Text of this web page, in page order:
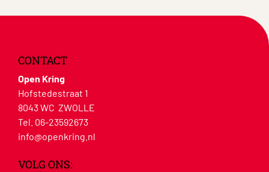
CONTACT
Open Kring
Hofstedestraat 1
8043 WC ZWOLLE
Tel. 06-23592673
info@openkring.nl
VOLG ONS: